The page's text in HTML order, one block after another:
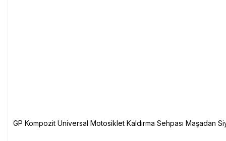
GP Kompozit Universal Motosiklet Kaldırma Sehpası Maşadan